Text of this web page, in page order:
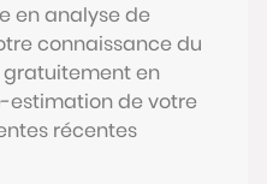
en analyse de
connaissance du
en
estimation de votre
récentes